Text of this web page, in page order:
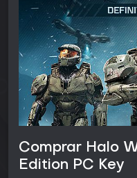
Comprar Halo
Edition PC Key